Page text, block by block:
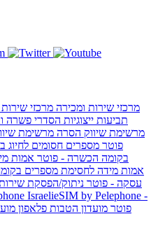
מרכזי שירות ומכירה מרכזי
תביעות ייצוגיות הסדרי פשרה
מרשימת שיווק הסרה מרשימת
פוטר מספרים חסומים
בקומה הכשרה - פוטר אמות
אמות מידה לחסימת מספרים
עסקה - פוטר ניתוק/הפסקת
IsraelieSIM by Pelephone -
פוטר מועדון הטבות פלאפון